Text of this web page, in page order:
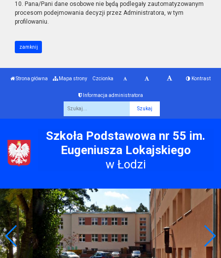
10. Pana/Pani dane osobowe nie będą podlegały zautomatyzowanym
procesom podejmowania decyzji przez Administratora, w tym
profilowaniu.
zamknij
Strona główna Mapa strony Czcionka Kontrast
Informacja administratora
Szkoła Podstawowa nr 55 im.
Eugeniusza Lokajskiego
w Łodzi